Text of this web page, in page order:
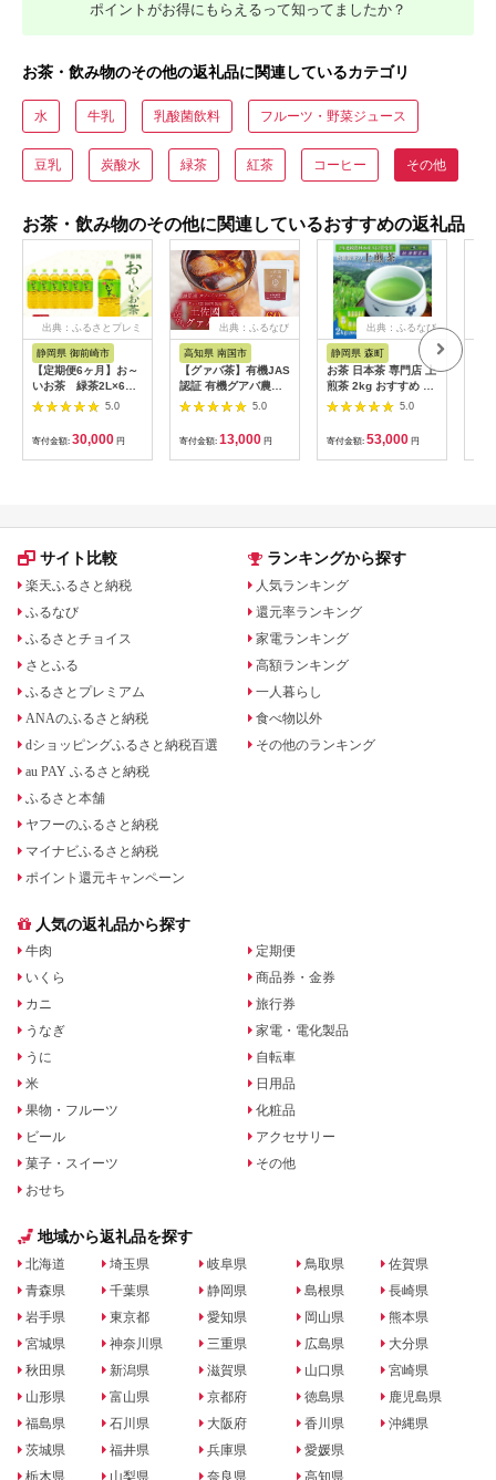
ポイントがお得にもらえるって知ってましたか？
お茶・飲み物のその他の返礼品に関連しているカテゴリ
水 牛乳 乳酸菌飲料 フルーツ・野菜ジュース
豆乳 炭酸水 緑茶 紅茶 コーヒー その他
お茶・飲み物のその他に関連しているおすすめの返礼品
出典：ふるさとプレミ
静岡県 御前崎市
【定期便6ヶ月】お～
いお茶 緑茶2L×6本
［おーいお茶 ペット
ボトル 2リットル ケ
ース 箱 伊藤園 静岡］
222232_AT022
5.0
寄付金額: 30,000 円
出典：ふるなび
高知県 南国市
【グァバ茶】有機JAS
認証 有機グアバ農園
の土佐國グァバ茶
（2g×30包）国産有機
栽培の葉100％
5.0
寄付金額: 13,000 円
出典：ふるなび
静岡県 森町
お茶 日本茶 専門店 上
煎茶 2kg おすすめ お
茶
5.0
寄付金額: 53,000 円
サイト比較
楽天ふるさと納税
ふるなび
ふるさとチョイス
さとふる
ふるさとプレミアム
ANAのふるさと納税
dショッピングふるさと納税百選
au PAY ふるさと納税
ふるさと本舗
ヤフーのふるさと納税
マイナビふるさと納税
ポイント還元キャンペーン
ランキングから探す
人気ランキング
還元率ランキング
家電ランキング
高額ランキング
一人暮らし
食べ物以外
その他のランキング
人気の返礼品から探す
牛肉
いくら
カニ
うなぎ
うに
米
果物・フルーツ
ビール
菓子・スイーツ
おせち
定期便
商品券・金券
旅行券
家電・電化製品
自転車
日用品
化粧品
アクセサリー
その他
地域から返礼品を探す
北海道
青森県
岩手県
宮城県
秋田県
山形県
福島県
茨城県
栃木県
埼玉県
千葉県
東京都
神奈川県
新潟県
富山県
石川県
福井県
山梨県
岐阜県
静岡県
愛知県
三重県
滋賀県
京都府
大阪府
兵庫県
奈良県
鳥取県
島根県
岡山県
広島県
山口県
徳島県
香川県
愛媛県
高知県
佐賀県
長崎県
熊本県
大分県
宮崎県
鹿児島県
沖縄県